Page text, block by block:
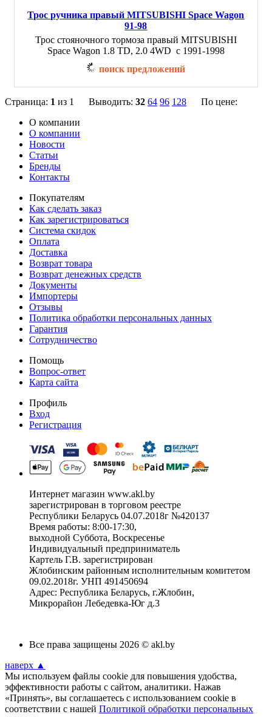
Трос ручника правый MITSUBISHI Space Wagon
91-98
Трос стояночного тормоза правый MITSUBISHI
Space Wagon 1.8 TD, 2.0 4WD с 1991-1998
поиск предложений
Страница: 1 из 1 Выводить: 32 64 96 128
По цене:
О компании
О компании
Новости
Статьи
Бренды
Контакты
Покупателям
Как сделать заказ
Как зарегистрироваться
Система скидок
Оплата
Доставка
Возврат товара
Возврат денежных средств
Документы
Импортеры
Отзывы
Политика обработки персональных данных
Гарантия
Сотрудничество
Помощь
Вопрос-ответ
Карта сайта
Профиль
Вход
Регистрация
Интернет магазин www.akl.by
зарегистрирован в торговом реестре
Республики Беларусь 04.07.2018г №420137
Время работы: 8:00-17:30,
выходной Суббота, Воскресенье
Индивидуальный предприниматель
Картель Г.В. зарегистрирован
Жлобинским районным исполнительным комитетом
09.02.2018г. УНП 491450694
Адрес: Республика Беларусь, г.Жлобин,
Микрорайон Лебедевка-Юг д.3
Все права защищены 2026 © akl.by
наверх ▲
Мы используем файлы cookie для повышения удобства,
эффективности работы с сайтом, аналитики. Нажав
«Принять», вы соглашаетесь с использованием cookie в
соответствии с нашей Политикой обработки персональных